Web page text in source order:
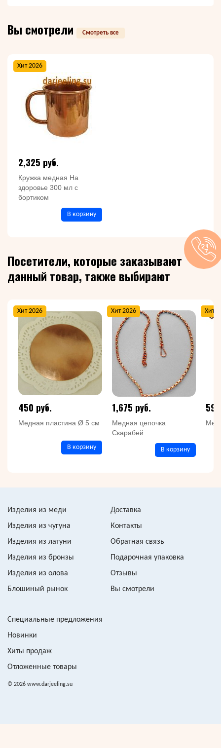
Вы смотрели Смотреть все
Хит 2026
2,325 руб.
Кружка медная На
здоровье 300 мл с
бортиком
В корзину
Посетители, которые заказывают
данный товар, также выбирают
Хит 2026
450 руб.
Медная пластина Ø 5 см
В корзину
Хит 2026
1,675 руб.
Медная цепочка
Скарабей
В корзину
Хит
Изделия из меди
Изделия из чугуна
Изделия из латуни
Изделия из бронзы
Изделия из олова
Блошиный рынок
Доставка
Контакты
Обратная связь
Подарочная упаковка
Отзывы
Вы смотрели
Специальные предложения
Новинки
Хиты продаж
Отложенные товары
© 2026 www.darjeeling.su